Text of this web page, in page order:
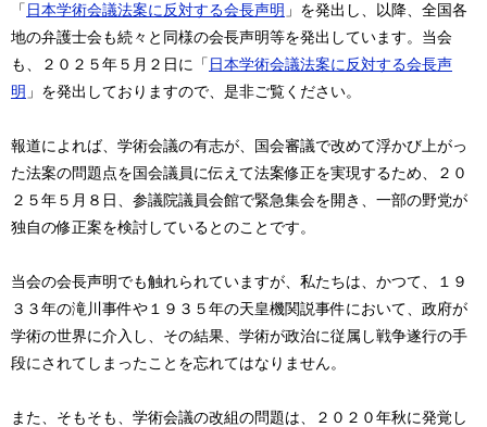
「 日本学術会議法案に反対する会長声明 」を発出し、以降、全国各
地の弁護士会も続々と同様の会長声明等を発出しています。当会
も、２０２５年５月２日に「 日本学術会議法案に反対する会長声
明 」を発出しておりますので、是非ご覧ください。
報道によれば、学術会議の有志が、国会審議で改めて浮かび上がっ
た法案の問題点を国会議員に伝えて法案修正を実現するため、２０
２５年５月８日、参議院議員会館で緊急集会を開き、一部の野党が
独自の修正案を検討しているとのことです。
当会の会長声明でも触れられていますが、私たちは、かつて、１９
３３年の滝川事件や１９３５年の天皇機関説事件において、政府が
学術の世界に介入し、その結果、学術が政治に従属し戦争遂行の手
段にされてしまったことを忘れてはなりません。
また、そもそも、学術会議の改組の問題は、２０２０年秋に発覚し